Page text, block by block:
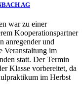
AG
war zu einer
Kooperationspartner
anregender und
Veranstaltung im
statt. Der Termin
Klasse vorbereitet, da
im Herbst